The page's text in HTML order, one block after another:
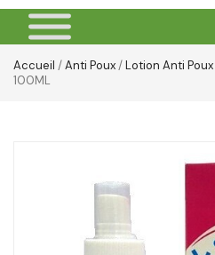
Accueil /Anti Poux/Lotion Anti Poux
100ML